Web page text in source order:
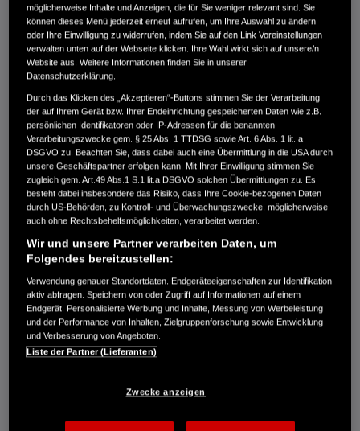
MWST. NICHT AUSWEISBAR
3.900 €
Außenfarbe
crystal black pearl
Kilometerstand
166.000 km
Kraftstoffart
Super
Getriebe
Automatik
Türen
5
Leistung
61 kW / 83 PS
Hubraum
1.339 cm³
Erstzulassung
10.2007
Bauart
Limousine
AUTO HARKE GMBH
Randersweide 59-63
21035 Hamburg
+49 40 735 935 0
DETAILS
möglicherweise Inhalte und Anzeigen, die für Sie weniger relevant sind. Sie
können dieses Menü jederzeit erneut aufrufen, um Ihre Auswahl zu ändern
oder Ihre Einwilligung zu widerrufen, indem Sie auf den Link Voreinstellungen
verwalten unten auf der Webseite klicken. Ihre Wahl wirkt sich auf unsere/n
Website aus. Weitere Informationen finden Sie in unserer
Datenschutzerklärung.
Durch das Klicken des „Akzeptieren“-Buttons stimmen Sie der Verarbeitung
der auf Ihrem Gerät bzw. Ihrer Endeinrichtung gespeicherten Daten wie z.B.
persönlichen Identifikatoren oder IP-Adressen für die benannten
Verarbeitungszwecke gem. § 25 Abs. 1 TTDSG sowie Art. 6 Abs. 1 lit. a
DSGVO zu. Beachten Sie, dass dabei auch eine Übermittlung in die USA durch
unsere Geschäftspartner erfolgen kann. Mit Ihrer Einwilligung stimmen Sie
zugleich gem. Art.49 Abs.1 S.1 lit.a DSGVO solchen Übermittlungen zu. Es
besteht dabei insbesondere das Risiko, dass Ihre Cookie-bezogenen Daten
durch US-Behörden, zu Kontroll- und Überwachungszwecke, möglicherweise
auch ohne Rechtsbehelfsmöglichkeiten, verarbeitet werden.
Wir und unsere Partner verarbeiten Daten, um
Folgendes bereitzustellen:
Verwendung genauer Standortdaten. Endgeräteeigenschaften zur Identifikation
aktiv abfragen. Speichern von oder Zugriff auf Informationen auf einem
Endgerät. Personalisierte Werbung und Inhalte, Messung von Werbeleistung
und der Performance von Inhalten, Zielgruppenforschung sowie Entwicklung
und Verbesserung von Angeboten.
Liste der Partner (Lieferanten)
Zwecke anzeigen